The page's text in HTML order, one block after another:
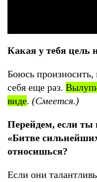
Какая у тебя цель
Боюсь
себя еще раз.
виде. (Смеется.)
Перейдем, если
«Битве
относишься?
Если они